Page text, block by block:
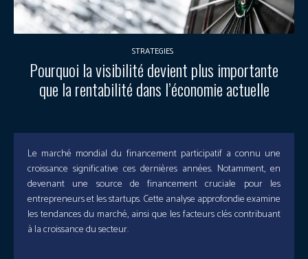
STRATEGIES
Pourquoi la visibilité devient plus importante
que la rentabilité dans l’économie actuelle
Le marché mondial du financement participatif a connu une
croissance significative ces dernières années. Notamment, en
devenant une source de financement cruciale pour les
entrepreneurs et les startups. Cette analyse approfondie examine
les tendances du marché, ainsi que les facteurs clés contribuant
à la croissance du secteur.